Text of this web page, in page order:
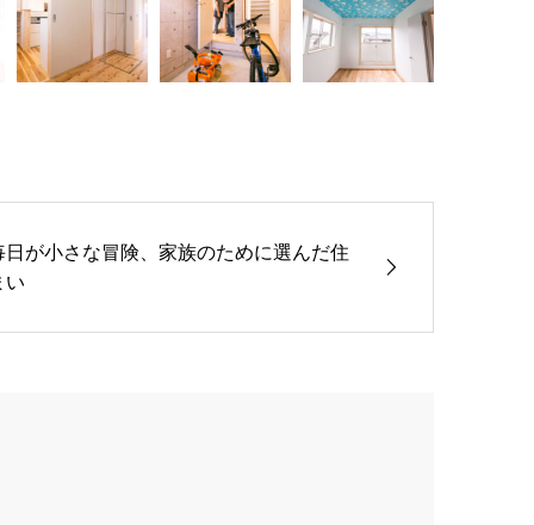
日が小さな冒険、家族のために選んだ住
い